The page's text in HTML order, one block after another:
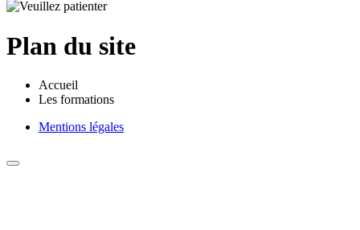
Plan du site
Accueil
Les formations
Mentions légales